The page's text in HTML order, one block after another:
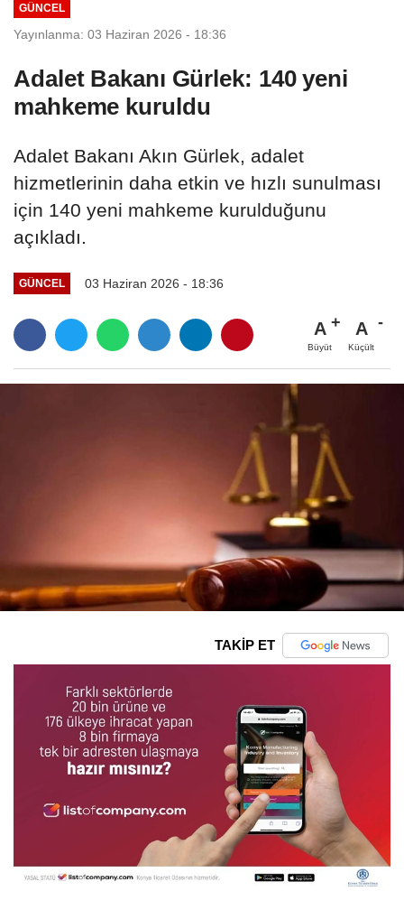
GÜNCEL
Yayınlanma: 03 Haziran 2026 - 18:36
Adalet Bakanı Gürlek: 140 yeni
mahkeme kuruldu
Adalet Bakanı Akın Gürlek, adalet
hizmetlerinin daha etkin ve hızlı sunulması
için 140 yeni mahkeme kurulduğunu
açıkladı.
GÜNCEL 03 Haziran 2026 - 18:36
A
Büyüt
A
Küçült
TAKİP ET